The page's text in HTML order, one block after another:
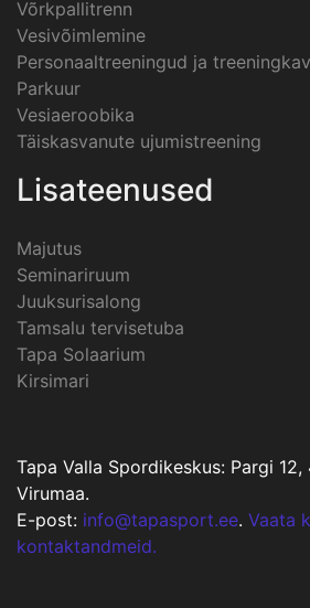
Võrkpallitrenn
Vesivõimlemine
Personaaltreeningud ja
Parkuur
Vesiaeroobika
Täiskasvanute ujumistreening
Lisateenused
Majutus
Seminariruum
Juuksurisalong
Tamsalu tervisetuba
Tapa Solaarium
Kirsimari
Tapa Valla Spordikeskus: Pargi 12,
Virumaa.
E-post: info@tapasport.ee. Vaata
kontaktandmeid.